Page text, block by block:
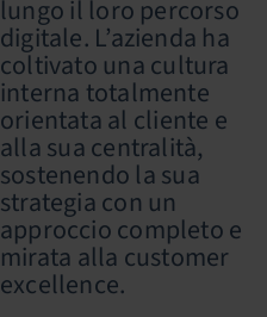
lungo il loro percorso
digitale. L’azienda ha
coltivato una cultura
interna totalmente
orientata al cliente e
alla sua centralità,
sostenendo la sua
strategia con un
approccio completo e
mirata alla customer
excellence.